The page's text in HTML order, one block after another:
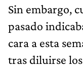
Sin embargo,
pasado
cara a esta
tras diluirse